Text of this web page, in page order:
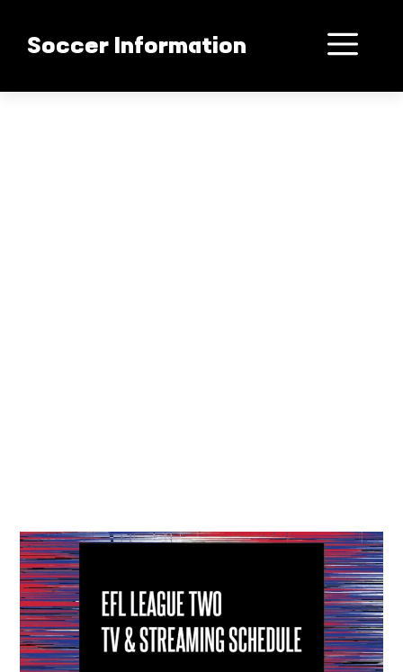
Soccer Information
메
뉴